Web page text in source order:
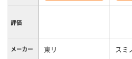
評価
メーカー 東リ スミ